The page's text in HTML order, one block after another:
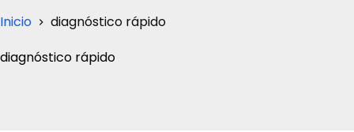
Inicio
diagnóstico rápido
diagnóstico rápido